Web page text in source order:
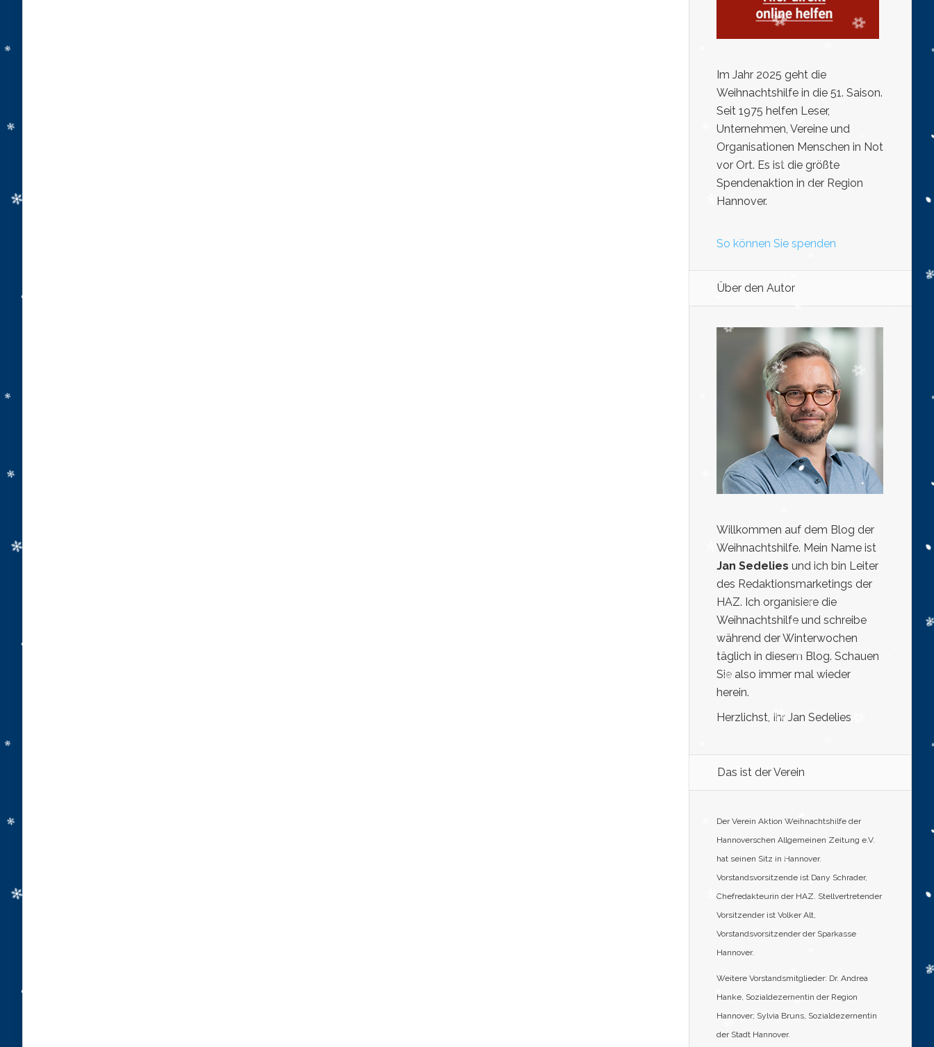
Im Jahr 2025 geht die
Weihnachtshilfe in die 51. Saison.
Seit 1975 helfen Leser,
Unternehmen, Vereine und
Organisationen Menschen in Not
vor Ort. Es ist die größte
Spendenaktion in der Region
Hannover.
So können Sie spenden
Über den Autor
Willkommen auf dem Blog der
Weihnachtshilfe. Mein Name ist
Jan Sedelies und ich bin Leiter
des Redaktionsmarketings der
HAZ. Ich organisiere die
Weihnachtshilfe und schreibe
während der Winterwochen
täglich in diesem Blog. Schauen
Sie also immer mal wieder
herein.
Herzlichst, Ihr Jan Sedelies
Das ist der Verein
Der Verein Aktion Weihnachtshilfe der
Hannoverschen Allgemeinen Zeitung e.V.
hat seinen Sitz in Hannover.
Vorstandsvorsitzende ist Dany Schrader,
Chefredakteurin der HAZ. Stellvertretender
Vorsitzender ist Volker Alt,
Vorstandsvorsitzender der Sparkasse
Hannover.
Weitere Vorstandsmitglieder: Dr. Andrea
Hanke, Sozialdezernentin der Region
Hannover; Sylvia Bruns, Sozialdezernentin
der Stadt Hannover.